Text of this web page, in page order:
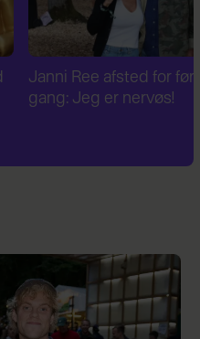
Janni Ree er fascineret
verdenskrig: Har